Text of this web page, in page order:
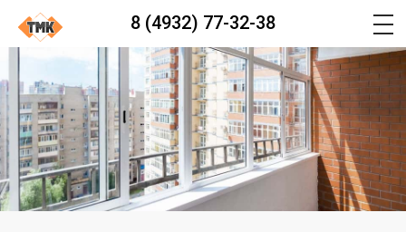
8 (4932) 77-32-38